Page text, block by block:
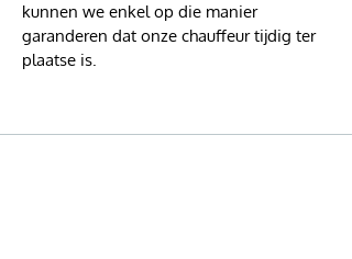
kunnen we enkel op die manier
garanderen dat onze chauffeur tijdig ter
plaatse is.